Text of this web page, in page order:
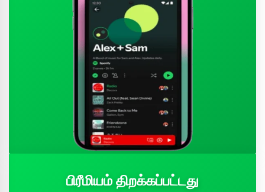
பிரீமியம் திறக்கப்பட்டது